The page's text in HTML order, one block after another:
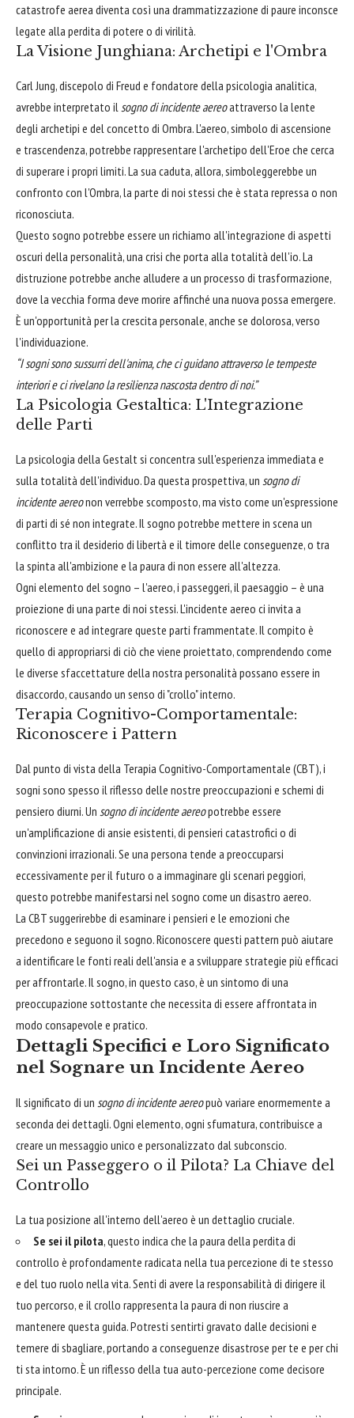
catastrofe aerea diventa così una drammatizzazione di paure inconsce
legate alla perdita di potere o di virilità.
La Visione Junghiana: Archetipi e l'Ombra
Carl Jung, discepolo di Freud e fondatore della psicologia analitica,
avrebbe interpretato il sogno di incidente aereoattraverso la lente
degli archetipi e del concetto di Ombra. L'aereo, simbolo di ascensione
e trascendenza, potrebbe rappresentare l'archetipo dell'Eroe che cerca
di superare i propri limiti. La sua caduta, allora, simboleggerebbe un
confronto con l'Ombra, la parte di noi stessi che è stata repressa o non
riconosciuta.
Questo sogno potrebbe essere un richiamo all'integrazione di aspetti
oscuri della personalità, una crisi che porta alla totalità dell'io. La
distruzione potrebbe anche alludere a un processo di trasformazione,
dove la vecchia forma deve morire affinché una nuova possa emergere.
È un'opportunità per la crescita personale, anche se dolorosa, verso
l'individuazione.
“I sogni sono sussurri dell'anima, che ci guidano attraverso le tempeste
interiori e ci rivelano la resilienza nascosta dentro di noi.”
La Psicologia Gestaltica: L'Integrazione
delle Parti
La psicologia della Gestalt si concentra sull'esperienza immediata e
sulla totalità dell'individuo. Da questa prospettiva, un sogno di
incidente aereonon verrebbe scomposto, ma visto come un'espressione
di parti di sé non integrate. Il sogno potrebbe mettere in scena un
conflitto tra il desiderio di libertà e il timore delle conseguenze, o tra
la spinta all'ambizione e la paura di non essere all'altezza.
Ogni elemento del sogno – l'aereo, i passeggeri, il paesaggio – è una
proiezione di una parte di noi stessi. L'incidente aereo ci invita a
riconoscere e ad integrare queste parti frammentate. Il compito è
quello di appropriarsi di ciò che viene proiettato, comprendendo come
le diverse sfaccettature della nostra personalità possano essere in
disaccordo, causando un senso di "crollo" interno.
Terapia Cognitivo-Comportamentale:
Riconoscere i Pattern
Dal punto di vista della Terapia Cognitivo-Comportamentale (CBT), i
sogni sono spesso il riflesso delle nostre preoccupazioni e schemi di
pensiero diurni. Un sogno di incidente aereopotrebbe essere
un'amplificazione di ansie esistenti, di pensieri catastrofici o di
convinzioni irrazionali. Se una persona tende a preoccuparsi
eccessivamente per il futuro o a immaginare gli scenari peggiori,
questo potrebbe manifestarsi nel sogno come un disastro aereo.
La CBT suggerirebbe di esaminare i pensieri e le emozioni che
precedono e seguono il sogno. Riconoscere questi pattern può aiutare
a identificare le fonti reali dell'ansia e a sviluppare strategie più efficaci
per affrontarle. Il sogno, in questo caso, è un sintomo di una
preoccupazione sottostante che necessita di essere affrontata in
modo consapevole e pratico.
Dettagli Specifici e Loro Significato
nel Sognare un Incidente Aereo
Il significato di un sogno di incidente aereopuò variare enormemente a
seconda dei dettagli. Ogni elemento, ogni sfumatura, contribuisce a
creare un messaggio unico e personalizzato dal subconscio.
Sei un Passeggero o il Pilota? La Chiave del
Controllo
La tua posizione all'interno dell'aereo è un dettaglio cruciale.
Se sei il pilota, questo indica che la paura della perdita di
controllo è profondamente radicata nella tua percezione di te stesso
e del tuo ruolo nella vita. Senti di avere la responsabilità di dirigere il
tuo percorso, e il crollo rappresenta la paura di non riuscire a
mantenere questa guida. Potresti sentirti gravato dalle decisioni e
temere di sbagliare, portando a conseguenze disastrose per te e per chi
ti sta intorno. È un riflesso della tua auto-percezione come decisore
principale.